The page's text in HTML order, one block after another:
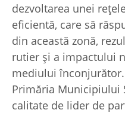
dezvoltarea unei
eficientă, care să
din această zonă,
rutier și a impactului
mediului
Primăria Municipiului
calitate de lider de